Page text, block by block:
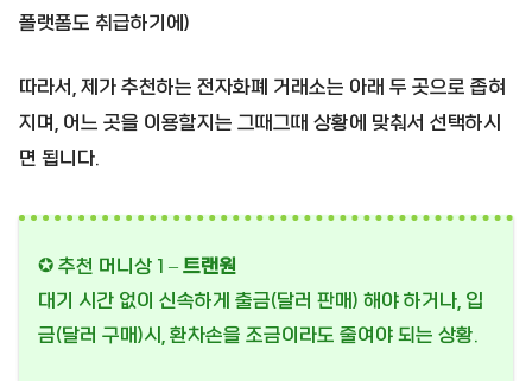
폴랫폼도 취급하기에)
따라서, 제가 추천하는 전자화폐 거래소는 아래 두 곳으로 좁혀
지며, 어느 곳을 이용할지는 그때그때 상황에 맞춰서 선택하시
면 됩니다.
✪ 추천 머니상 1 – 트랜원
대기 시간 없이 신속하게 출금(달러 판매) 해야 하거나, 입
금(달러 구매)시, 환차손을 조금이라도 줄여야 되는 상황.